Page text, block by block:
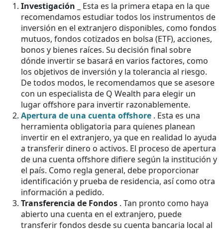
Investigación
_ Esta es la primera etapa en la que
recomendamos estudiar todos los instrumentos de
inversión en el extranjero disponibles, como fondos
mutuos, fondos cotizados en bolsa (ETF), acciones,
bonos y bienes raíces. Su decisión final sobre
dónde invertir se basará en varios factores, como
los objetivos de inversión y la tolerancia al riesgo.
De todos modos, le recomendamos que se asesore
con un especialista de Q Wealth para elegir un
lugar offshore para invertir razonablemente.
Apertura de una cuenta offshore . Esta es una
herramienta obligatoria para quienes planean
invertir en el extranjero, ya que en realidad lo ayuda
a transferir dinero o activos. El proceso de apertura
de una cuenta offshore difiere según la institución y
el país. Como regla general, debe proporcionar
identificación y prueba de residencia, así como otra
información a pedido.
Transferencia de Fondos . Tan pronto como haya
abierto una cuenta en el extranjero, puede
transferir fondos desde su cuenta bancaria local al